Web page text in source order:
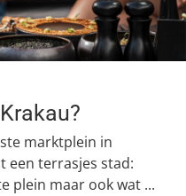
marktplein in
een terrasjes stad:
plein maar ook wat ...